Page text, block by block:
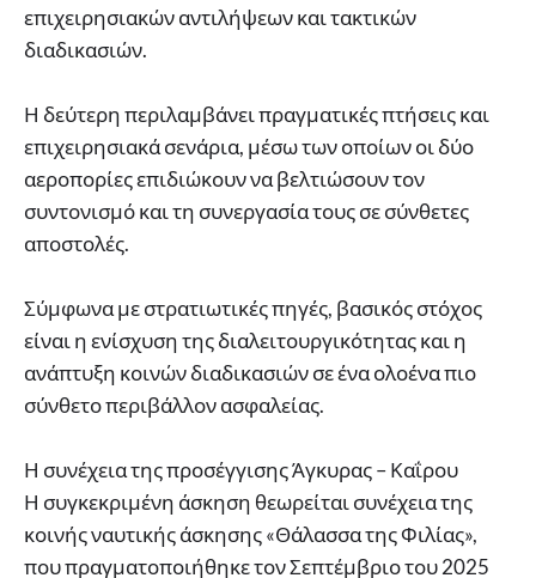
επιχειρησιακών αντιλήψεων και τακτικών
διαδικασιών.
Η δεύτερη περιλαμβάνει πραγματικές πτήσεις και
επιχειρησιακά σενάρια, μέσω των οποίων οι δύο
αεροπορίες επιδιώκουν να βελτιώσουν τον
συντονισμό και τη συνεργασία τους σε σύνθετες
αποστολές.
Σύμφωνα με στρατιωτικές πηγές, βασικός στόχος
είναι η ενίσχυση της διαλειτουργικότητας και η
ανάπτυξη κοινών διαδικασιών σε ένα ολοένα πιο
σύνθετο περιβάλλον ασφαλείας.
Η συνέχεια της προσέγγισης Άγκυρας – Καΐρου
Η συγκεκριμένη άσκηση θεωρείται συνέχεια της
κοινής ναυτικής άσκησης «Θάλασσα της Φιλίας»,
που πραγματοποιήθηκε τον Σεπτέμβριο του 2025